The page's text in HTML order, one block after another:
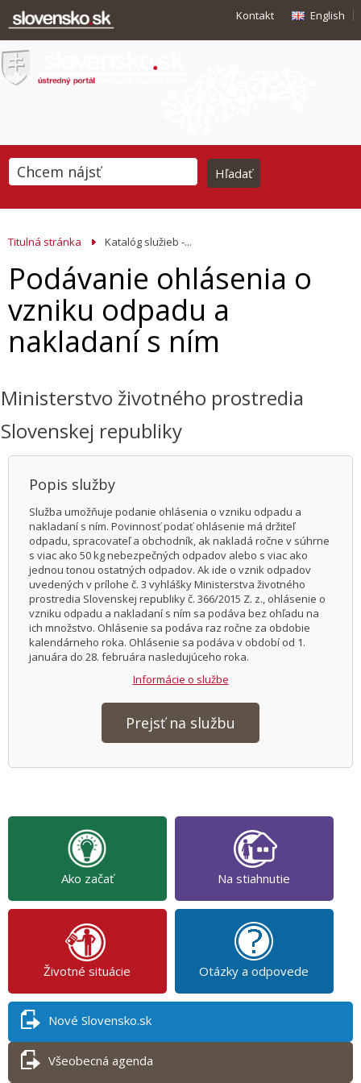
Kontakt English
Titulná stránka Katalóg služieb -...
Podávanie ohlásenia o
vzniku odpadu a
nakladaní s ním
Ministerstvo životného prostredia
Slovenskej republiky
Popis služby
Služba umožňuje podanie ohlásenia o vzniku odpadu a
nakladaní s ním. Povinnosť podať ohlásenie má držiteľ
odpadu, spracovateľ a obchodník, ak nakladá ročne v súhrne
s viac ako 50 kg nebezpečných odpadov alebo s viac ako
jednou tonou ostatných odpadov. Ak ide o vznik odpadov
uvedených v prílohe č. 3 vyhlášky Ministerstva životného
prostredia Slovenskej republiky č. 366/2015 Z. z., ohlásenie o
vzniku odpadu a nakladaní s ním sa podáva bez ohľadu na
ich množstvo. Ohlásenie sa podáva raz ročne za obdobie
kalendárneho roka. Ohlásenie sa podáva v období od 1.
januára do 28. februára nasledujúceho roka.
Informácie o službe
Prejsť na službu
Ako začať Na stiahnutie
Životné situácie Otázky a odpovede
Nové Slovensko.sk
Všeobecná agenda